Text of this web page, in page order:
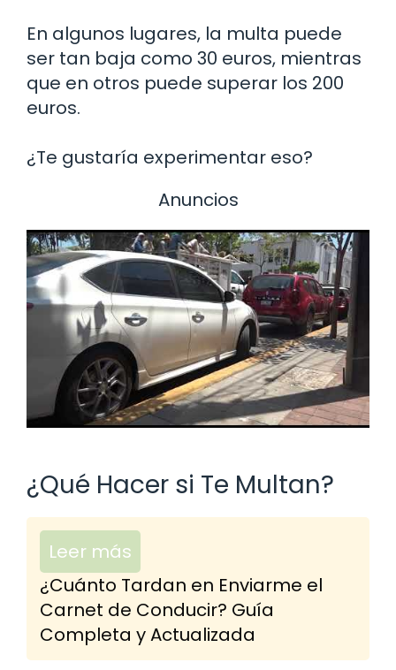
En algunos lugares, la multa puede
ser tan baja como 30 euros, mientras
que en otros puede superar los 200
euros.
¿Te gustaría experimentar eso?
Anuncios
¿Qué Hacer si Te Multan?
Leer más
¿Cuánto Tardan en Enviarme el
Carnet de Conducir? Guía
Completa y Actualizada